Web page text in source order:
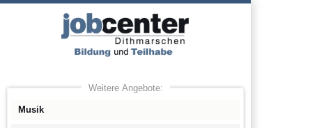
Weitere Angebote:
Musik